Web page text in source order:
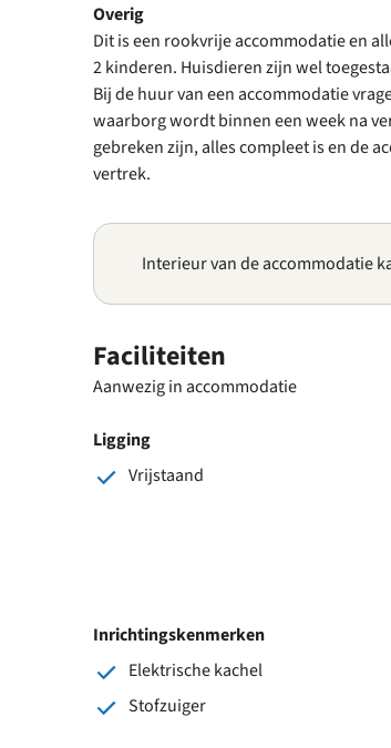
Overig
Dit is een rookvrije accommodatie en
2 kinderen. Huisdieren zijn wel
Bij de huur van een accommodatie
waarborg wordt binnen een week na
gebreken zijn, alles compleet is en de
vertrek.
Interieur van de accommodatie
Faciliteiten
Aanwezig in accommodatie
Ligging
Vrijstaand
Inrichtingskenmerken
Elektrische kachel
Stofzuiger